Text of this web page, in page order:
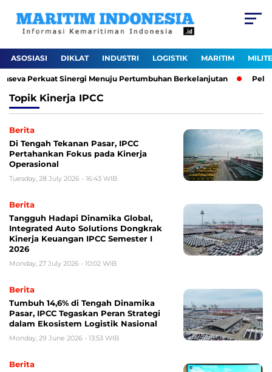
ASOSIASI DIKLAT INDUSTRI LOGISTIK MARITIM
Perkuat Sinergi Menuju Pertumbuhan Berkelanjutan
Topik Kinerja IPCC
Berita
Di Tengah Tekanan Pasar, IPCC
Pertahankan Fokus pada Kinerja
Operasional
Tuesday, 28 July 2026 - 16:43 WIB
Berita
Tangguh Hadapi Dinamika Global,
Integrated Auto Solutions Dongkrak
Kinerja Keuangan IPCC Semester I
2026
Monday, 27 July 2026 - 10:02 WIB
Berita
Tumbuh 14,6% di Tengah Dinamika
Pasar, IPCC Tegaskan Peran Strategi
dalam Ekosistem Logistik Nasional
Monday, 29 June 2026 - 13:53 WIB
Berita